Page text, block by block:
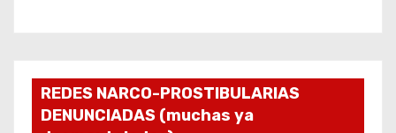
REDES NARCO-PROSTIBULARIAS
DENUNCIADAS (muchas ya